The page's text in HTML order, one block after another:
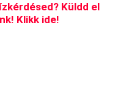
Küldd el
Klikk ide!